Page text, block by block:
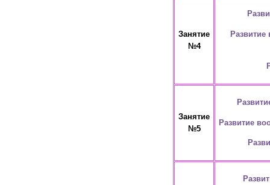
Занятие
№4
Развитие
Занятие
№5
Развитие